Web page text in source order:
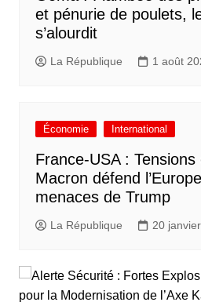
et pénurie de poulets,
s’alourdit
La République 1 août
Économie International
France-USA :
Macron défend
menaces de Trump
La République 20